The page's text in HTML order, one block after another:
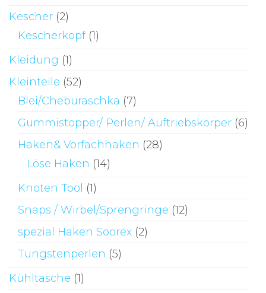
Kescher (2)
Kescherkopf (1)
Kleidung (1)
Kleinteile (52)
Blei/Cheburaschka (7)
Gummistopper/ Perlen/ Auftriebskörper (6)
Haken& Vorfachhaken (28)
Löse Haken (14)
Knoten Tool (1)
Snaps / Wirbel/Sprengringe (12)
spezial Haken Soorex (2)
Tungstenperlen (5)
Kühltasche (1)